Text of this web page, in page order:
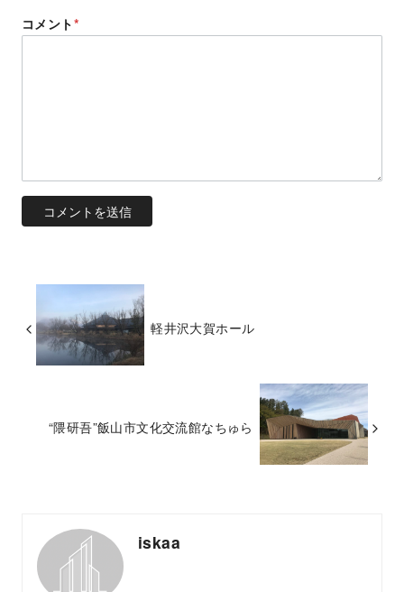
コメント*
軽井沢大賀ホール
“隈研吾”飯山市文化交流館なちゅら
iskaa